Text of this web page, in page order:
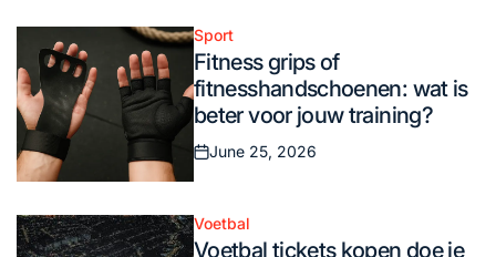
Posted
in
Sport
Fitness grips of
fitnesshandschoenen: wat is
beter voor jouw training?
Posted
on
June 25, 2026
Posted
Voetbal
Voetbal tickets kopen doe je